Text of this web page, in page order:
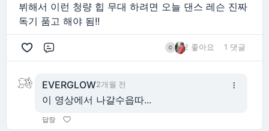
뷔해서 이런 청량 힙 무대 하려면 오늘 댄스 레슨 진짜
독기 품고 해야 됨!!
2 좋아요 1 댓글
EVERGLOW2개월 전
이 영상에서 나갈수읍따...
답장